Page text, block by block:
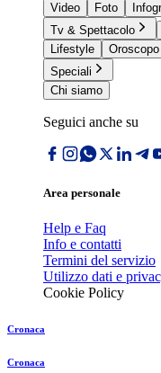
Video
Foto
Tv & Spettacolo
Lifestyle
Oroscopo
Speciali
Chi siamo
Seguici anche su
Area personale
Help e Faq
Info e contatti
Termini del servizio
Utilizzo dati e
Cookie Policy
Cronaca
Cronaca